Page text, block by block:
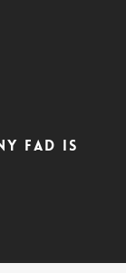
fad is